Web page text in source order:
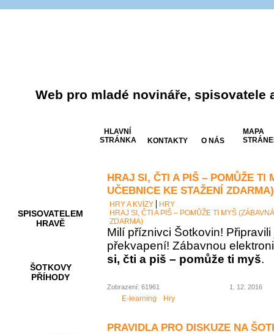
Web pro mladé novináře, spisovatele
HLAVNÍ
STRÁNKA
KONTAKTY O NÁS
MAPA
SPISOVATELEM
HRAVĚ
ŠOTKOVY
PŘÍHODY
HRAJ SI, ČTI A PIŠ – POMŮŽE TI
UČEBNICE KE STAŽENÍ ZDARMA)
HRY A KVÍZY
HRY
HRAJ SI, ČTI A PIŠ – POMŮŽE TI MYŠ
ZDARMA)
Milí příznivci Šotkovin!
překvapení! Zábavnou
si, čti a piš – pomůže ti myš.
Zobrazení: 61961 1. 12. 2016
E-learning Hry
PRAVIDLA PRO DISKUZE NA